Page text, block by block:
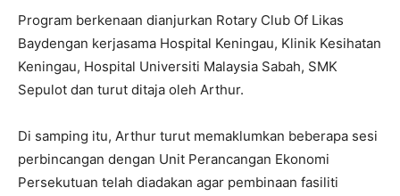
Program berkenaan dianjurkan Rotary Club Of Likas
Baydengan kerjasama Hospital Keningau, Klinik Kesihatan
Keningau, Hospital Universiti Malaysia Sabah, SMK
Sepulot dan turut ditaja oleh Arthur.
Di samping itu, Arthur turut memaklumkan beberapa sesi
perbincangan dengan Unit Perancangan Ekonomi
Persekutuan telah diadakan agar pembinaan fasiliti